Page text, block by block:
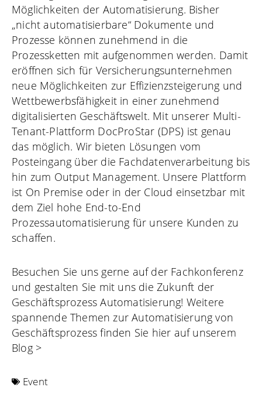
Möglichkeiten der Automatisierung. Bisher
„nicht automatisierbare“ Dokumente und
Prozesse können zunehmend in die
Prozessketten mit aufgenommen werden. Damit
eröffnen sich für Versicherungsunternehmen
neue Möglichkeiten zur Effizienzsteigerung und
Wettbewerbsfähigkeit in einer zunehmend
digitalisierten Geschäftswelt. Mit unserer Multi-
Tenant-Plattform DocProStar (DPS) ist genau
das möglich. Wir bieten Lösungen vom
Posteingang über die Fachdatenverarbeitung bis
hin zum Output Management. Unsere Plattform
ist On Premise oder in der Cloud einsetzbar mit
dem Ziel hohe End-to-End
Prozessautomatisierung für unsere Kunden zu
schaffen.
Besuchen Sie uns gerne auf der Fachkonferenz
und gestalten Sie mit uns die Zukunft der
Geschäftsprozess Automatisierung! Weitere
spannende Themen zur Automatisierung von
Geschäftsprozess finden Sie hier auf unserem
Blog >
Event